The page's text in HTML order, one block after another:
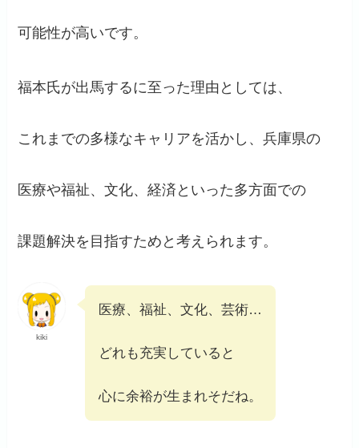
可能性が高いです。
福本氏が出馬するに至った理由としては、
これまでの多様なキャリアを活かし、兵庫県の
医療や福祉、文化、経済といった多方面での
課題解決を目指すためと考えられます。
kiki
医療、福祉、文化、芸術…
どれも充実していると
心に余裕が生まれそだね。